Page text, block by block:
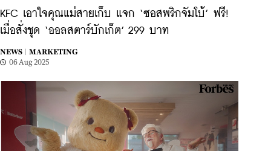
KFC เอาใจคุณแม่สายเก็บ แจก ‘ซอสพริกจัมโบ้’ ฟรี!
เมื่อสั่งชุด ‘ออลสตาร์บักเก็ต’ 299 บาท
NEWS |
MARKETING
06 Aug 2025